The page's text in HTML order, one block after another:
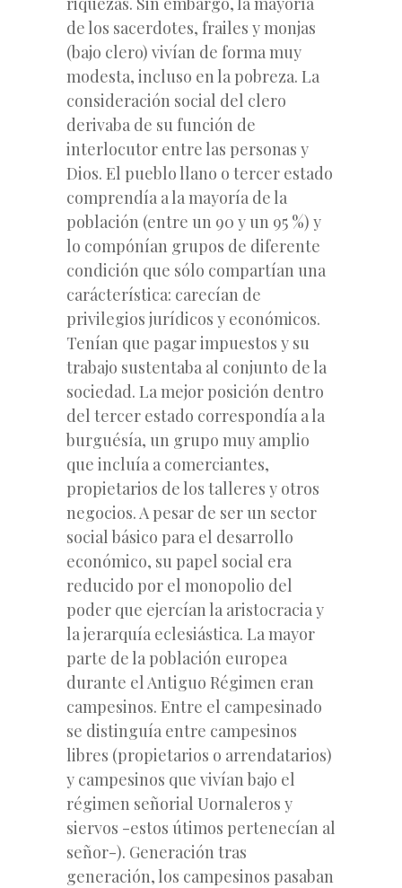
de los sacerdotes, frailes y monjas
(bajo clero) vivían de forma muy
modesta, incluso en la pobreza. La
consideración social del clero
derivaba de su función de
interlocutor entre las personas y
Dios. El pueblo llano o tercer estado
comprendía a la mayoría de la
población (entre un 90 y un 95 %) y
lo compónían grupos de diferente
condición que sólo compartían una
carácterística: carecían de
privilegios jurídicos y económicos.
Tenían que pagar impuestos y su
trabajo sustentaba al conjunto de la
sociedad. La mejor posición dentro
del tercer estado correspondía a la
burguésía, un grupo muy amplio
que incluía a comerciantes,
propietarios de los talleres y otros
negocios. A pesar de ser un sector
social básico para el desarrollo
económico, su papel social era
reducido por el monopolio del
poder que ejercían la aristocracia y
la jerarquía eclesiástica. La mayor
parte de la población europea
durante el Antiguo Régimen eran
campesinos. Entre el campesinado
se distinguía entre campesinos
libres (propietarios o arrendatarios)
y campesinos que vivían bajo el
régimen señorial Uornaleros y
siervos -estos útimos pertenecían al
señor-). Generación tras
generación, los campesinos pasaban